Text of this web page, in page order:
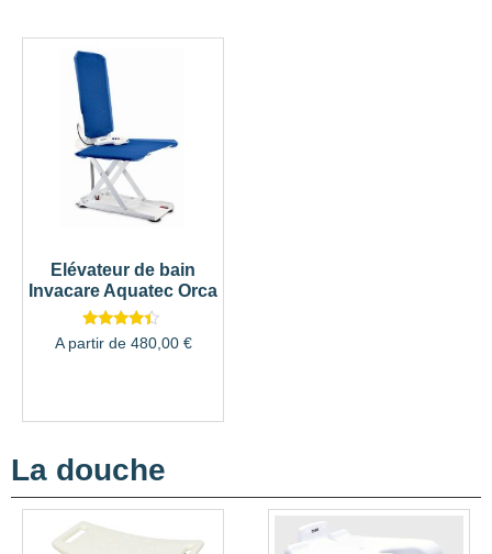
Elévateur de bain
Invacare Aquatec Orca
Note
4.18
A partir de 480,00 €
La douche